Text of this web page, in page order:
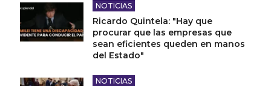
NOTICIAS
Ricardo Quintela: "Hay que
procurar que las empresas que
sean eficientes queden en manos
del Estado"
NOTICIAS